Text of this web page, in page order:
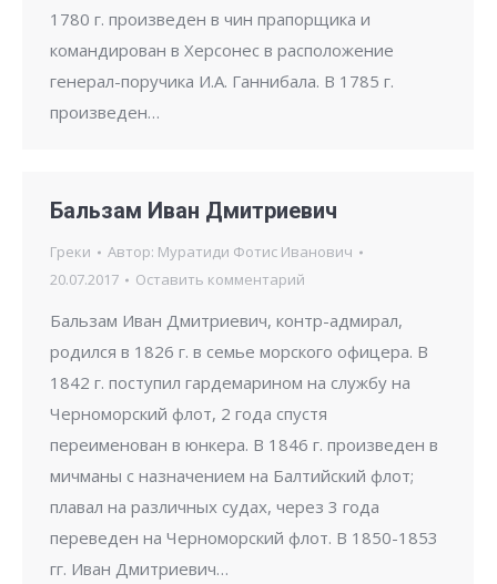
1780 г. произведен в чин прапорщика и
командирован в Херсонес в расположение
генерал-поручика И.А. Ганнибала. В 1785 г.
произведен…
Бальзам Иван Дмитриевич
Греки Автор: Муратиди Фотис Иванович
20.07.2017
Оставить комментарий
Бальзам Иван Дмитриевич, контр-адмирал,
родился в 1826 г. в семье морского офицера. В
1842 г. поступил гарде­марином на службу на
Черноморский флот, 2 года спустя
переименован в юнкера. В 1846 г. произведен в
мичманы с назначением на Балтийский флот;
плавал на различных судах, через 3 года
переведен на Черноморский флот. В 1850-1853
гг. Иван Дмитриевич…